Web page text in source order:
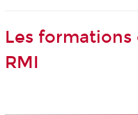
Les
RMI